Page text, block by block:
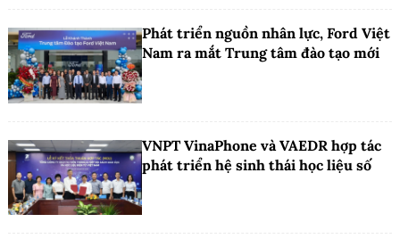
Phát triển nguồn nhân lực, Ford Việt
Nam ra mắt Trung tâm đào tạo mới
VNPT VinaPhone và VAEDR hợp tác
phát triển hệ sinh thái học liệu số